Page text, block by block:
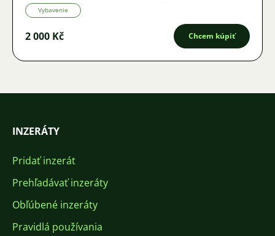
Vybavenie
2 000 Kč Chcem kúpiť
INZERÁTY
Pridať inzerát
Prehľadávať inzeráty
Obľúbené inzeráty
Pravidlá používania